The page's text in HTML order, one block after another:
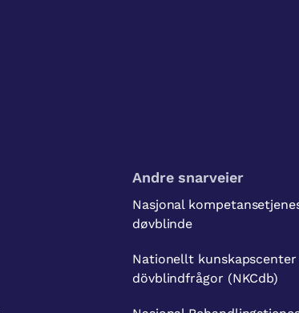
Andre snarveier
Nasjonal
døvblinde
Nationellt
dövblindfrågor (NKCdb)